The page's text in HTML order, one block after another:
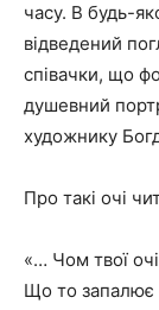
часу. В будь-
відведений
співачки, що
душевний
художнику
Про такі очі
«… Чом твої
Що то